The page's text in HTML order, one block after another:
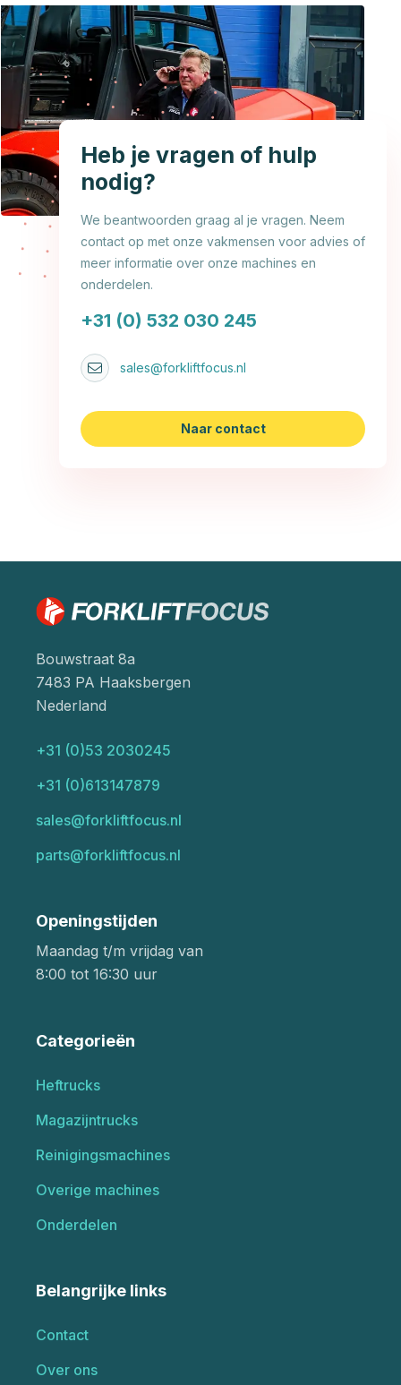
Heb je vragen of hulp
nodig?
We beantwoorden graag al je vragen. Neem
contact op met onze vakmensen voor advies of
meer informatie over onze machines en
onderdelen.
+31 (0) 532 030 245
sales@forkliftfocus.nl
Naar contact
Bouwstraat 8a
7483 PA Haaksbergen
Nederland
+31 (0)53 2030245
+31 (0)613147879
sales@forkliftfocus.nl
parts@forkliftfocus.nl
Openingstijden
Maandag t/m vrijdag van
8:00 tot 16:30 uur
Categorieën
Heftrucks
Magazijntrucks
Reinigingsmachines
Overige machines
Onderdelen
Belangrijke links
Contact
Over ons